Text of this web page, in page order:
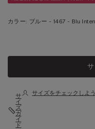
カラー: ブルー - 1467 - Blu
サ
イ
ズ
ガ
イ
ド
サイズをチェックしよう